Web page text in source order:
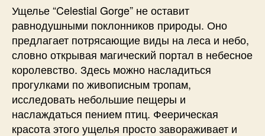
Ущелье “Celestial Gorge” не оставит
равнодушными поклонников природы. Оно
предлагает потрясающие виды на леса и небо,
словно открывая магический портал в небесное
королевство. Здесь можно насладиться
прогулками по живописным тропам,
исследовать небольшие пещеры и
наслаждаться пением птиц. Феерическая
красота этого ущелья просто завораживает и